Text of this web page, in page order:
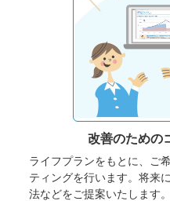
改善のための
ライフプランをもとに、ご
ティングを行います。将来
法などをご提案いたします。